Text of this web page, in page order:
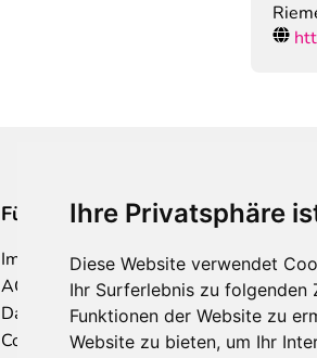
Ihre Privatsphäre
Diese Website verwendet
Ihr Surferlebnis zu folgenden
Funktionen der Website zu
Website zu bieten, um Ihr
Für Makler:innen
Impressum
AGB
Datenschutzklärung
Cookie Richtlinie